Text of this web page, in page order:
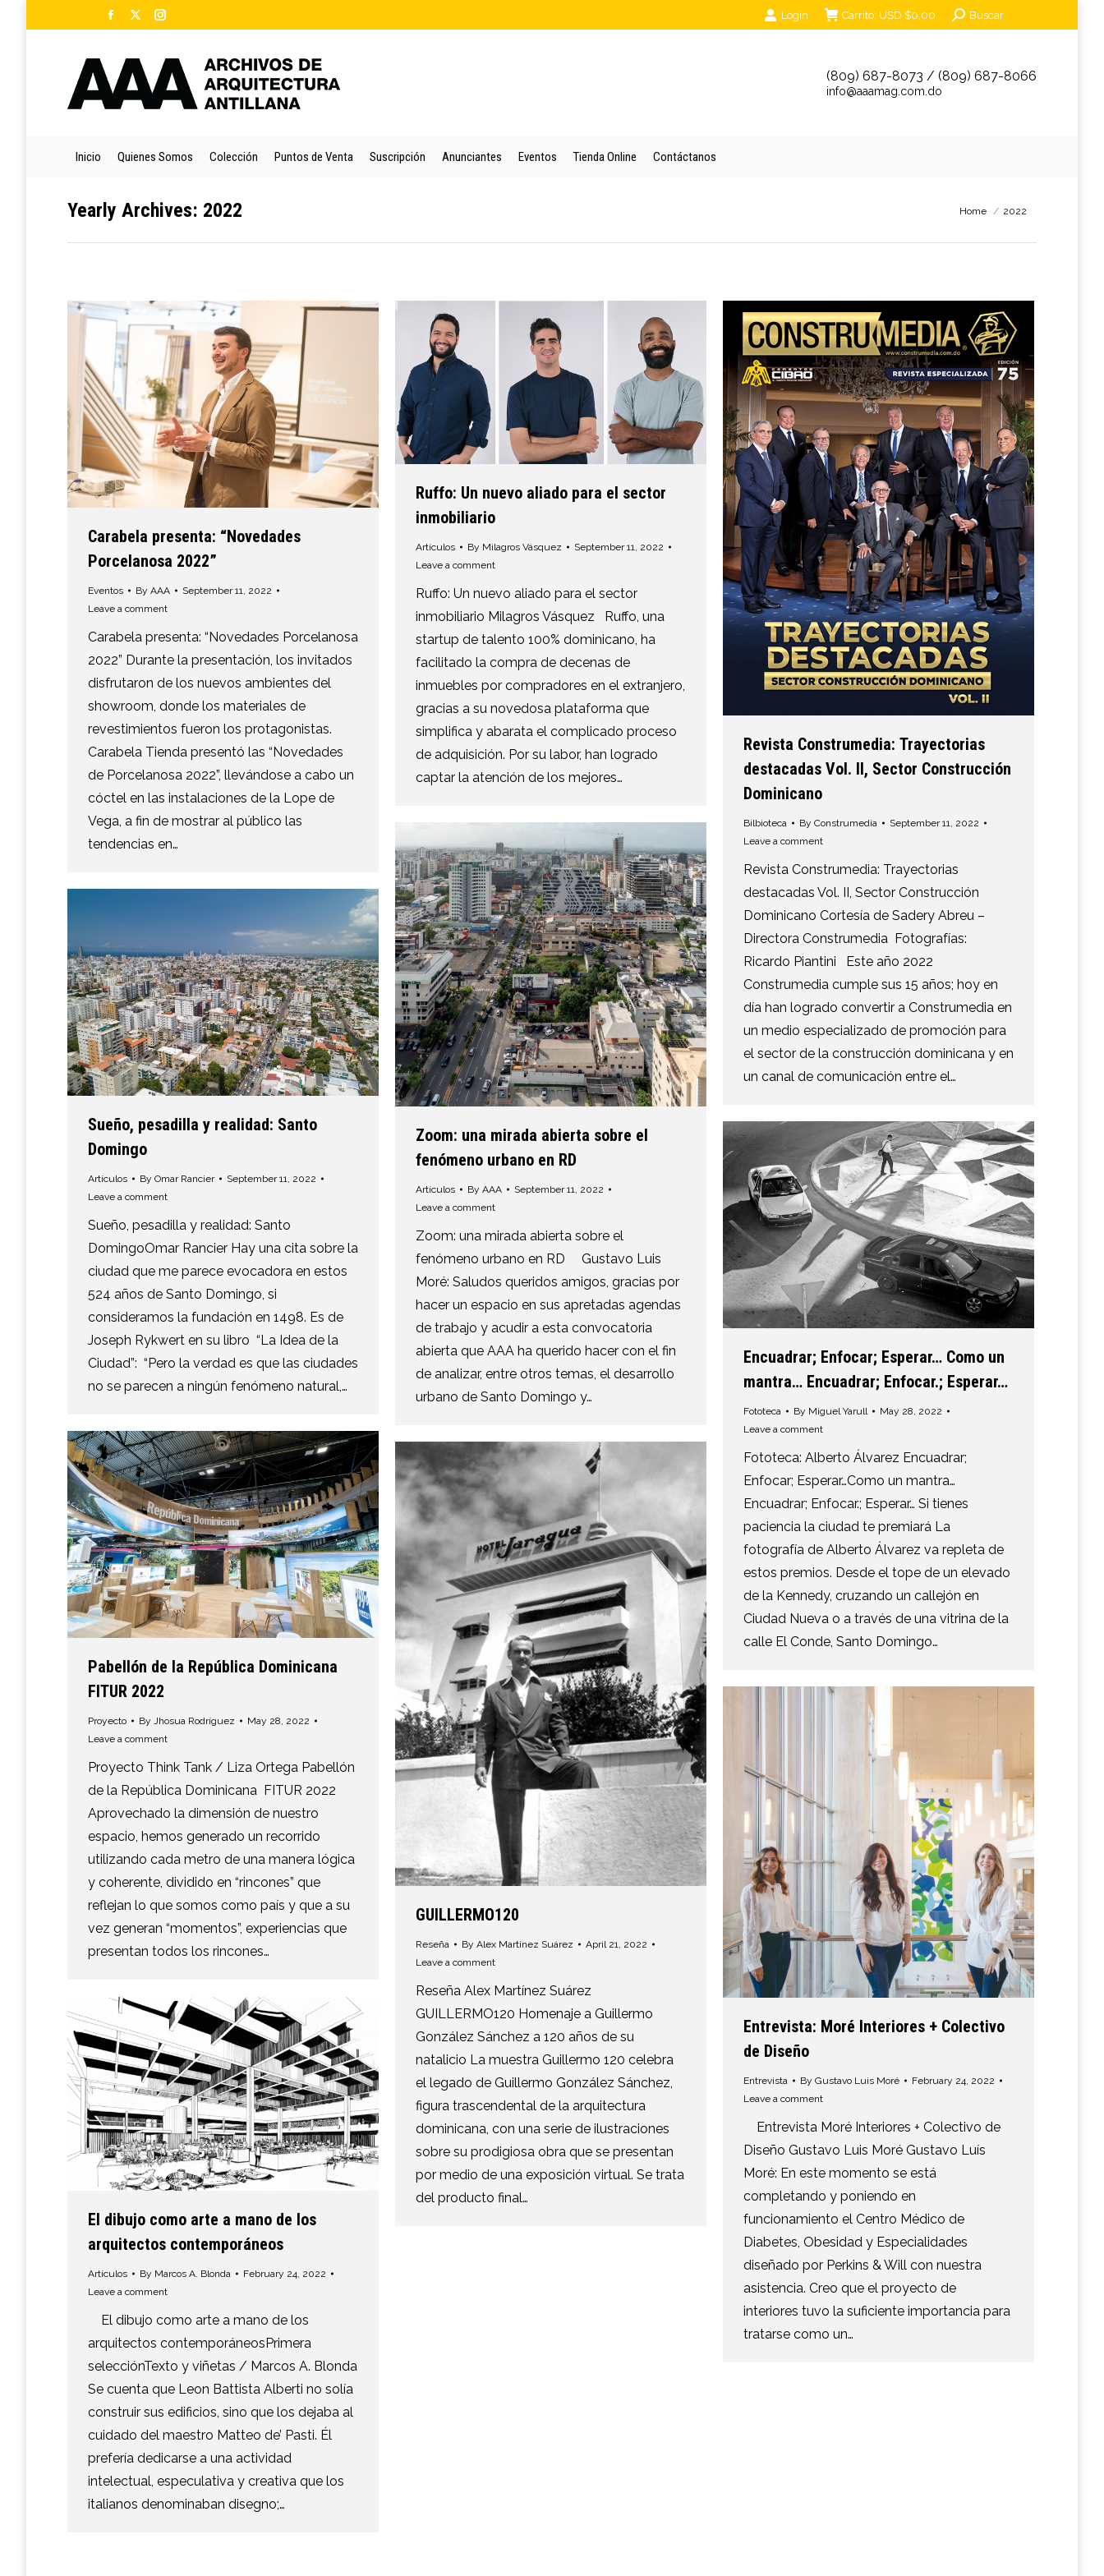
Facebook
opens
in
new
X
opens
in
new
Instagram
opens
in
new
Login Carrito: USD $0.00 Search:Buscar
(809) 687-8073 / (809) 687-8066
info@aaamag.com.do
Inicio Quienes Somos Colección Puntos de Venta Suscripción Anunciantes Eventos Tienda Online Contáctanos
Yearly Archives: 2022 You are here:
Home 2022
Carabela presenta: “Novedades
Porcelanosa 2022”
Eventos By AAA
September 11, 2022
Leave a comment
Carabela presenta: “Novedades Porcelanosa
2022” Durante la presentación, los invitados
disfrutaron de los nuevos ambientes del
showroom, donde los materiales de
revestimientos fueron los protagonistas.
Carabela Tienda presentó las “Novedades
de Porcelanosa 2022”, llevándose a cabo un
cóctel en las instalaciones de la Lope de
Vega, a fin de mostrar al público las
tendencias en…
Ruffo: Un nuevo aliado para el sector
inmobiliario
Artículos By Milagros Vásquez
September 11, 2022
Leave a comment
Ruffo: Un nuevo aliado para el sector
inmobiliario Milagros Vásquez Ruffo, una
startup de talento 100% dominicano, ha
facilitado la compra de decenas de
inmuebles por compradores en el extranjero,
gracias a su novedosa plataforma que
simplifica y abarata el complicado proceso
de adquisición. Por su labor, han logrado
captar la atención de los mejores…
Revista Construmedia: Trayectorias
destacadas Vol. II, Sector Construcción
Dominicano
Bilbioteca By Construmedia
September 11, 2022
Leave a comment
Revista Construmedia: Trayectorias
destacadas Vol. II, Sector Construcción
Dominicano Cortesía de Sadery Abreu –
Directora Construmedia Fotografías:
Ricardo Piantini Este año 2022
Construmedia cumple sus 15 años; hoy en
día han logrado convertir a Construmedia en
un medio especializado de promoción para
el sector de la construcción dominicana y en
un canal de comunicación entre el…
Zoom: una mirada abierta sobre el
fenómeno urbano en RD
Artículos By AAA
September 11, 2022
Leave a comment
Zoom: una mirada abierta sobre el
fenómeno urbano en RD Gustavo Luis
Moré: Saludos queridos amigos, gracias por
hacer un espacio en sus apretadas agendas
de trabajo y acudir a esta convocatoria
abierta que AAA ha querido hacer con el fin
de analizar, entre otros temas, el desarrollo
urbano de Santo Domingo y…
Sueño, pesadilla y realidad: Santo
Domingo
Artículos By Omar Rancier
September 11, 2022
Leave a comment
Sueño, pesadilla y realidad: Santo
DomingoOmar Rancier Hay una cita sobre la
ciudad que me parece evocadora en estos
524 años de Santo Domingo, si
consideramos la fundación en 1498. Es de
Joseph Rykwert en su libro “La Idea de la
Ciudad”: “Pero la verdad es que las ciudades
no se parecen a ningún fenómeno natural,…
Encuadrar; Enfocar; Esperar… Como un
mantra… Encuadrar; Enfocar.; Esperar…
Fototeca By Miguel Yarull
May 28, 2022
Leave a comment
Fototeca: Alberto Álvarez Encuadrar;
Enfocar; Esperar…Como un mantra…
Encuadrar; Enfocar.; Esperar… Si tienes
paciencia la ciudad te premiará La
fotografía de Alberto Álvarez va repleta de
estos premios. Desde el tope de un elevado
de la Kennedy, cruzando un callejón en
Ciudad Nueva o a través de una vitrina de la
calle El Conde, Santo Domingo…
Pabellón de la República Dominicana
FITUR 2022
Proyecto By Jhosua Rodríguez
May 28, 2022
Leave a comment
Proyecto Think Tank / Liza Ortega Pabellón
de la República Dominicana FITUR 2022
Aprovechado la dimensión de nuestro
espacio, hemos generado un recorrido
utilizando cada metro de una manera lógica
y coherente, dividido en “rincones” que
reflejan lo que somos como país y que a su
vez generan “momentos”, experiencias que
presentan todos los rincones…
GUILLERMO120
Reseña By Alex Martínez Suárez
April 21, 2022
Leave a comment
Reseña Alex Martínez Suárez
GUILLERMO120 Homenaje a Guillermo
González Sánchez a 120 años de su
natalicio La muestra Guillermo 120 celebra
el legado de Guillermo González Sánchez,
figura trascendental de la arquitectura
dominicana, con una serie de ilustraciones
sobre su prodigiosa obra que se presentan
por medio de una exposición virtual. Se trata
del producto final…
Entrevista: Moré Interiores + Colectivo
de Diseño
Entrevista By Gustavo Luis Moré
February 24, 2022
Leave a comment
Entrevista Moré Interiores + Colectivo de
Diseño Gustavo Luis Moré Gustavo Luís
Moré: En este momento se está
completando y poniendo en
funcionamiento el Centro Médico de
Diabetes, Obesidad y Especialidades
diseñado por Perkins & Will con nuestra
asistencia. Creo que el proyecto de
interiores tuvo la suficiente importancia para
tratarse como un…
El dibujo como arte a mano de los
arquitectos contemporáneos
Artículos By Marcos A. Blonda
February 24, 2022
Leave a comment
El dibujo como arte a mano de los
arquitectos contemporáneosPrimera
selecciónTexto y viñetas / Marcos A. Blonda
Se cuenta que Leon Battista Alberti no solía
construir sus edificios, sino que los dejaba al
cuidado del maestro Matteo de’ Pasti. Él
prefería dedicarse a una actividad
intelectual, especulativa y creativa que los
italianos denominaban disegno;…
Inicio Quienes Somos Colección Puntos de Venta Suscripción Anunciantes Eventos Tienda Online Contáctanos